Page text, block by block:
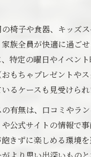
椅子や食器、キッズ
族全員が快適に過ご
特定の曜日やイベン
もちゃプレゼントや
るケースも見受けられ
有無は、口コミやラ
公式サイトの情報で
きずに楽しめる環境を